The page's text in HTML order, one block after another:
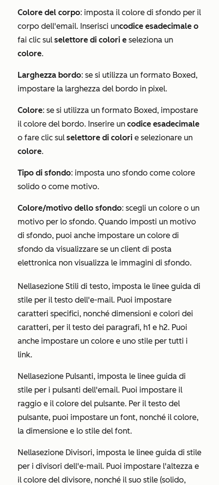
Colore del corpo: imposta il colore di sfondo per il
corpo dell'email. Inserisci uncodice esadecimale o
fai clic sul selettore di colori e seleziona un
colore.
Larghezza bordo: se si utilizza un formato Boxed,
impostare la larghezza del bordo in pixel.
Colore: se si utilizza un formato Boxed, impostare
il colore del bordo. Inserire un codice esadecimale
o fare clic sul selettore di colori e selezionare un
colore.
Tipo di sfondo: imposta uno sfondo come colore
solido o come motivo.
Colore/motivo dello sfondo: scegli un colore o un
motivo per lo sfondo. Quando imposti un motivo
di sfondo, puoi anche impostare un colore di
sfondo da visualizzare se un client di posta
elettronica non visualizza le immagini di sfondo.
Nellasezione Stili di testo, imposta le linee guida di
stile per il testo dell'e-mail. Puoi impostare
caratteri specifici, nonché dimensioni e colori dei
caratteri, per il testo dei paragrafi, h1 e h2. Puoi
anche impostare un colore e uno stile per tutti i
link.
Nellasezione Pulsanti, imposta le linee guida di
stile per i pulsanti dell'email. Puoi impostare il
raggio e il colore del pulsante. Per il testo del
pulsante, puoi impostare un font, nonché il colore,
la dimensione e lo stile del font.
Nellasezione Divisori, imposta le linee guida di stile
per i divisori dell'e-mail. Puoi impostare l'altezza e
il colore del divisore, nonché il suo stile (solido,